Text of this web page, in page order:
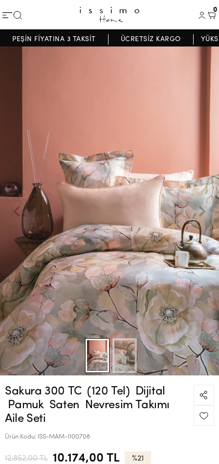
0
PEŞİN FİYATINA 3 TAKSİT ÜCRETSİZ KARGO
Sakura 300 TC (120 Tel) Dijital
Pamuk Saten Nevresim Takımı
Aile Seti
Ürün Kodu: ISS-MAM-1100708
12.852,00 TL 10.174,00 TL %21